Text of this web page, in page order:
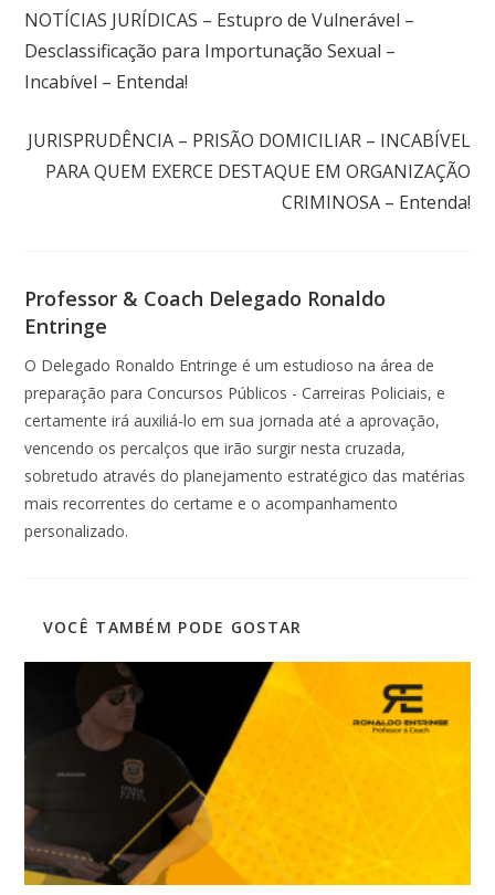
NOTÍCIAS JURÍDICAS – Estupro de Vulnerável –
Desclassificação para Importunação Sexual –
Incabível – Entenda!
JURISPRUDÊNCIA – PRISÃO DOMICILIAR – INCABÍVEL
PARA QUEM EXERCE DESTAQUE EM ORGANIZAÇÃO
CRIMINOSA – Entenda!
Professor & Coach Delegado Ronaldo
Entringe
O Delegado Ronaldo Entringe é um estudioso na área de
preparação para Concursos Públicos - Carreiras Policiais, e
certamente irá auxiliá-lo em sua jornada até a aprovação,
vencendo os percalços que irão surgir nesta cruzada,
sobretudo através do planejamento estratégico das matérias
mais recorrentes do certame e o acompanhamento
personalizado.
VOCÊ TAMBÉM PODE GOSTAR